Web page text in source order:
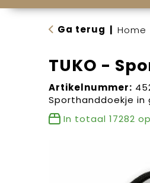
Ga terug Home
TUKO -
Artikelnummer:
Sporthanddoekje in
In totaal 17282